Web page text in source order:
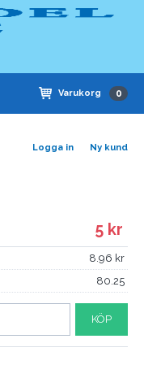
Logga in Ny kund
Varukorg 0
5
8.96
80.25
KÖP